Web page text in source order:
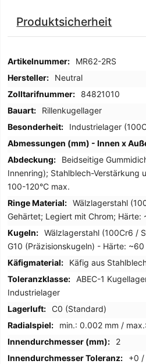
Produktsicherheit
Mehr
Informationen
MR62-2RS
Neutral
84821010
Rillenkugellager
Industrielager
Beidseitige
Innenring); Stahlblech-Verstärkung
100-120°C max.
Wälzlagerstahl
Gehärtet; Legiert mit Chrom; Härte:
Wälzlagerstahl (100Cr6 /
G10 (Präzisionskugeln) - Härte: ~60
Käfig aus
ABEC-1
Industrielager
C0 (Standard)
min.: 0.002 mm /
2
+0 /